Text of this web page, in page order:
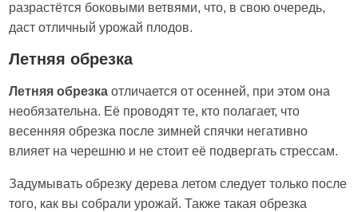
разрастётся боковыми ветвями, что, в свою очередь,
даст отличный урожай плодов.
Летняя обрезка
Летняя обрезкаотличается от осенней, при этом она
необязательна. Её проводят те, кто полагает, что
весенняя обрезка после зимней спячки негативно
влияет на черешню и не стоит её подвергать стрессам.
Задумывать обрезку дерева летом следует только после
того, как вы собрали урожай. Также такая обрезка